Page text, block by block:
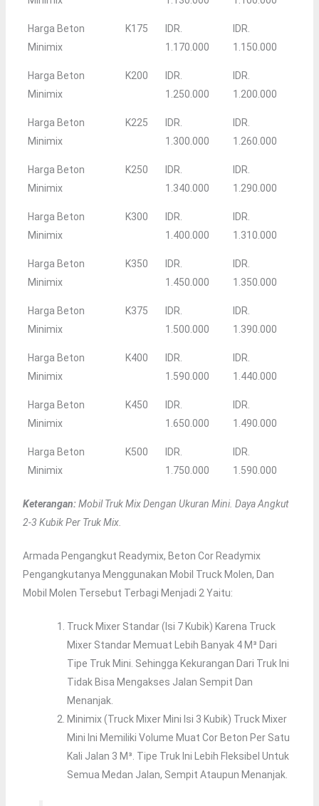
Harga Beton
Minimix
K175
IDR.
1.170.000
IDR.
1.150.000
Harga Beton
Minimix
K200
IDR.
1.250.000
IDR.
1.200.000
Harga Beton
Minimix
K225
IDR.
1.300.000
IDR.
1.260.000
Harga Beton
Minimix
K250
IDR.
1.340.000
IDR.
1.290.000
Harga Beton
Minimix
K300
IDR.
1.400.000
IDR.
1.310.000
Harga Beton
Minimix
K350
IDR.
1.450.000
IDR.
1.350.000
Harga Beton
Minimix
K375
IDR.
1.500.000
IDR.
1.390.000
Harga Beton
Minimix
K400
IDR.
1.590.000
IDR.
1.440.000
Harga Beton
Minimix
K450
IDR.
1.650.000
IDR.
1.490.000
Harga Beton
Minimix
K500
IDR.
1.750.000
IDR.
1.590.000
Keterangan:Mobil Truk Mix Dengan Ukuran Mini. Daya Angkut
2-3 Kubik Per Truk Mix.
Armada Pengangkut Readymix, Beton Cor Readymix
Pengangkutanya Menggunakan Mobil Truck Molen, Dan
Mobil Molen Tersebut Terbagi Menjadi 2 Yaitu:
Truck Mixer Standar (isi 7 Kubik) Karena Truck
Mixer Standar Memuat Lebih Banyak 4 M³ Dari
Tipe Truk Mini. Sehingga Kekurangan Dari Truk Ini
Tidak Bisa Mengakses Jalan Sempit Dan
Menanjak.
Minimix (truck Mixer Mini Isi 3 Kubik) Truck Mixer
Mini Ini Memiliki Volume Muat Cor Beton Per Satu
Kali Jalan 3 M³. Tipe Truk Ini Lebih Fleksibel Untuk
Semua Medan Jalan, Sempit Ataupun Menanjak.